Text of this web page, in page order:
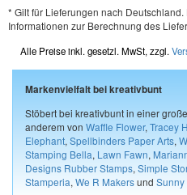
* Gilt für Lieferungen nach
Informationen zur Berechnung des
Alle Preise inkl. gesetzl. MwSt, zzgl.
Markenvielfalt bei kreativbunt
Stöbert bei kreativbunt in einer
anderem von Waffle Flower, Tracey
Elephant, Spellbinders Paper Arts,
Stamping Bella, Lawn Fawn,
Designs Rubber Stamps, Simple
Stamperia, We R Makersund Sunny